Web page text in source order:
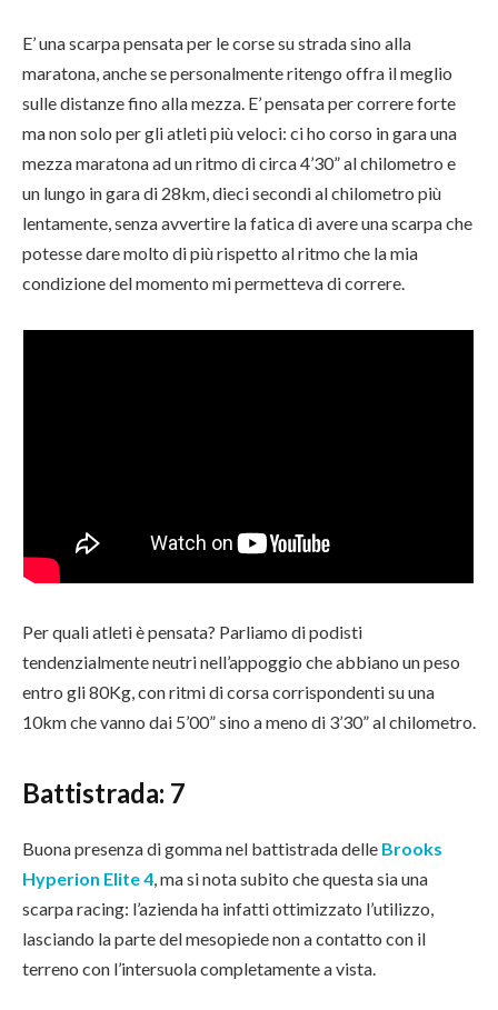
E’ una scarpa pensata per le corse su strada sino alla
maratona, anche se personalmente ritengo offra il meglio
sulle distanze fino alla mezza. E’ pensata per correre forte
ma non solo per gli atleti più veloci: ci ho corso in gara una
mezza maratona ad un ritmo di circa 4’30” al chilometro e
un lungo in gara di 28km, dieci secondi al chilometro più
lentamente, senza avvertire la fatica di avere una scarpa che
potesse dare molto di più rispetto al ritmo che la mia
condizione del momento mi permetteva di correre.
Per quali atleti è pensata? Parliamo di podisti
tendenzialmente neutri nell’appoggio che abbiano un peso
entro gli 80Kg, con ritmi di corsa corrispondenti su una
10km che vanno dai 5’00” sino a meno di 3’30” al chilometro.
Battistrada: 7
Buona presenza di gomma nel battistrada delle Brooks
Hyperion Elite 4 , ma si nota subito che questa sia una
scarpa racing: l’azienda ha infatti ottimizzato l’utilizzo,
lasciando la parte del mesopiede non a contatto con il
terreno con l’intersuola completamente a vista.